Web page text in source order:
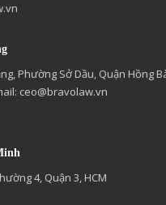
Phường Sở Dầu, Quận Hồng
ceo@bravolaw.vn
4, Quận 3, HCM